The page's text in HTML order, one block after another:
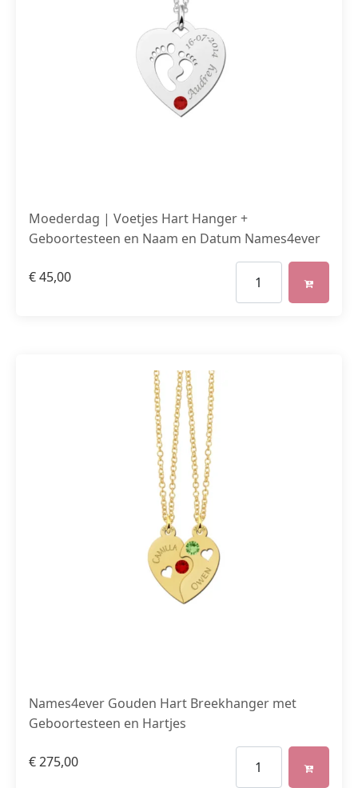
Moederdag | Voetjes Hart Hanger +
Geboortesteen en Naam en Datum Names4ever
€45,00
Names4ever Gouden Hart Breekhanger met
Geboortesteen en Hartjes
€275,00